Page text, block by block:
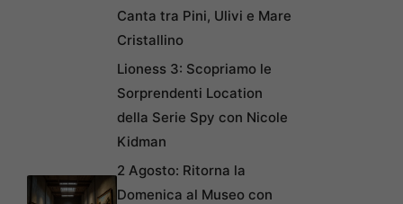
Canta tra Pini, Ulivi e Mare
Cristallino
Lioness 3: Scopriamo le
Sorprendenti Location
della Serie Spy con Nicole
Kidman
2 Agosto: Ritorna la
Domenica al Museo con